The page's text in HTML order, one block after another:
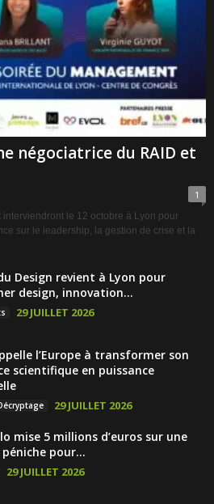
négociatrice du RAID et
1
le 12 octobre à Lyon pour
sur le leadership, la gestion de crise et la
Design revient à Lyon pour
design, innovation...
29 JUILLET 2026
l’Europe à transformer son
scientifique en puissance
29 JUILLET 2026
mise 5 millions d’euros sur une
pour...
29 JUILLET 2026